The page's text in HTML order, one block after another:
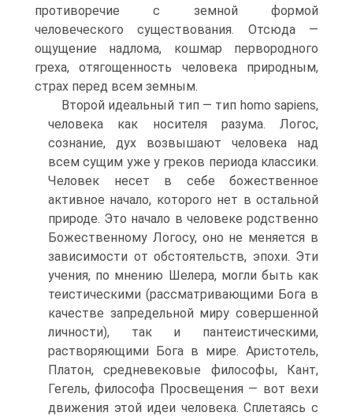
противоречие с земной формой
человеческого существования. Отсюда —
ощущение надлома, кошмар первородного
греха, отягощенность человека природным,
страх перед всем земным.
Второй идеальный тип — тип homo sapiens,
человека как носителя разума. Логос,
сознание, дух возвышают человека над
всем сущим уже у греков периода классики.
Человек несет в себе божественное
активное начало, которого нет в остальной
природе. Это начало в человеке родственно
Божественному Логосу, оно не меняется в
зависимости от обстоятельств, эпохи. Эти
учения, по мнению Шелера, могли быть как
теистическими (рассматривающими Бога в
качестве запредельной миру совершенной
личности), так и пантеистическими,
растворяющими Бога в мире. Аристотель,
Платон, средневековые философы, Кант,
Гегель, философа Просвещения — вот вехи
движения этой идеи человека. Сплетаясь с